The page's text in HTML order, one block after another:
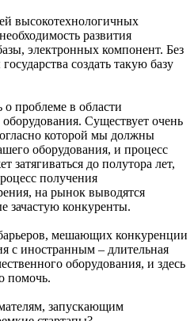
высокотехнологичных
развития
электронных компонент. Без
создать такую базу
проблеме в области
Существует очень
которой мы должны
оборудования, и процесс
затягиваться до полутора лет,
получения
на рынок выводятся
зачастую конкуренты.
мешающих конкуренции
с иностранным – длительная
оборудования, и здесь
помочь.
запускающим